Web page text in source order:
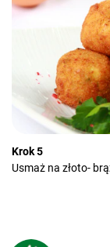
Krok 5
Usmaż na złoto-